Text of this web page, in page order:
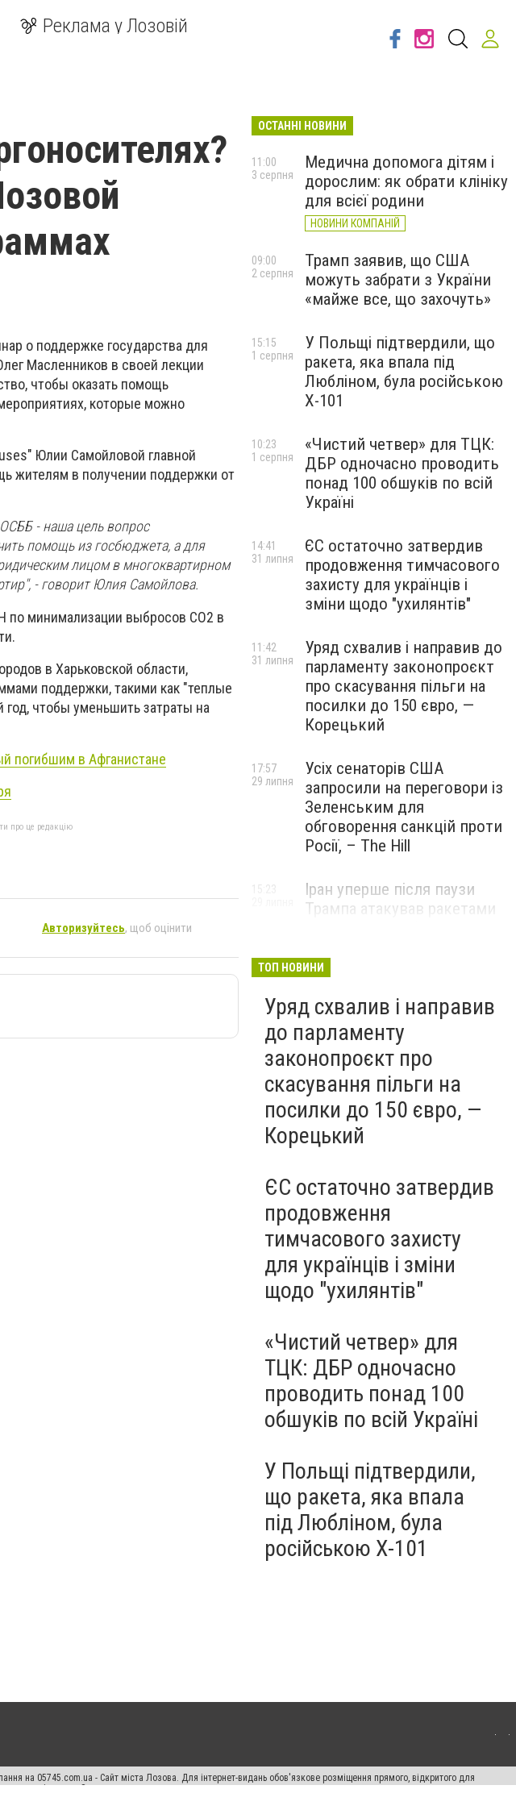
Реклама у Лозовій
о поддержке государства для
Масленников в своей лекции
чтобы оказать помощь
которые можно
Юлии Самойловой главной
жителям в получении поддержки от
- наша цель вопрос
помощь из госбюджета, а для
лицом в многоквартирном
- говорит Юлия Самойлова.
по минимализации выбросов СО2 в
в Харьковской области,
поддержки, такими как "теплые
чтобы уменьшить затраты на
погибшим в Афганистане
про це редакцію
Авторизуйтесь, щоб оцінити
ОСТАННІ НОВИНИ
Медична допомога дітям і
дорослим: як обрати клініку
для всієї родини
НОВИНИ КОМПАНІЙ
11:00
3 серпня
Трамп заявив, що США
можуть забрати з України
«майже все, що захочуть»
09:00
2 серпня
У Польщі підтвердили, що
ракета, яка впала під
Любліном, була російською
Х-101
15:15
1 серпня
«Чистий четвер» для ТЦК:
ДБР одночасно проводить
понад 100 обшуків по всій
Україні
10:23
1 серпня
ЄС остаточно затвердив
продовження тимчасового
захисту для українців і
зміни щодо "ухилянтів"
14:41
31 липня
Уряд схвалив і направив до
парламенту законопроєкт
про скасування пільги на
посилки до 150 євро, —
Корецький
11:42
31 липня
Усіх сенаторів США
запросили на переговори із
Зеленським для
обговорення санкцій проти
Росії, – The Hill
17:57
29 липня
Іран уперше після паузи
Трампа атакував ракетами
15:23
ТОП НОВИНИ
Уряд схвалив і направив
до парламенту
законопроєкт про
скасування пільги на
посилки до 150 євро, —
Корецький
ЄС остаточно затвердив
продовження
тимчасового захисту
для українців і зміни
щодо "ухилянтів"
«Чистий четвер» для
ТЦК: ДБР одночасно
проводить понад 100
обшуків по всій Україні
У Польщі підтвердили,
що ракета, яка впала
під Любліном, була
російською Х-101
на 05745.com.ua - Сайт міста Лозова. Для інтернет-видань обов'язкове розміщення прямого, відкритого для
переслідується Законом.